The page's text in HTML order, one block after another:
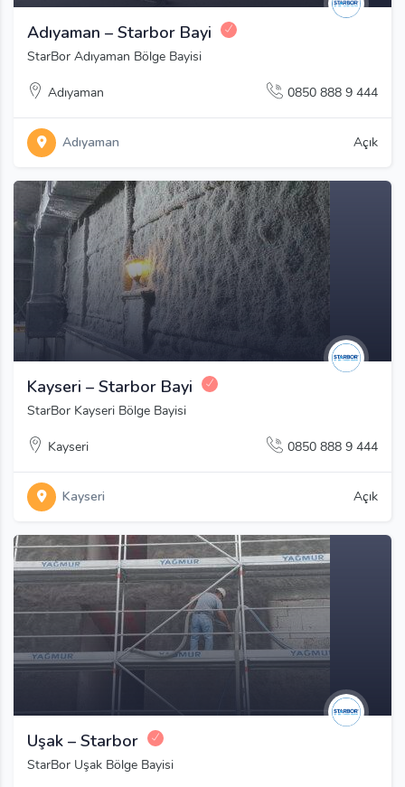
Adıyaman – Starbor Bayi
StarBor Adıyaman Bölge Bayisi
Adıyaman 0850 888 9 444
Adıyaman Açık
Kayseri – Starbor Bayi
StarBor Kayseri Bölge Bayisi
Kayseri 0850 888 9 444
Kayseri Açık
Uşak – Starbor
StarBor Uşak Bölge Bayisi